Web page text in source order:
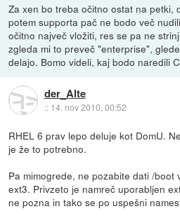
Za xen bo treba očitno ostat na petki,
potem supporta pač ne bodo več
očitno največ vložiti, res se pa ne
zgleda mi to preveč "enterprise",
delajo. Bomo videli, kaj bodo naredili
der_Alte
:: 14. nov 2010, 00:52
RHEL 6 prav lepo deluje kot DomU.
je že to potrebno.
Pa mimogrede, ne pozabite dati /boot
ext3. Privzeto je namreč uporabljen
ne pozna in tako se po uspešni